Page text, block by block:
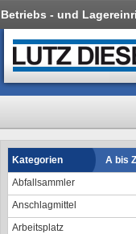
Betriebs - und
Kategorien
A bis Z
Abfallsammler
Anschlagmittel
Arbeitsplatz